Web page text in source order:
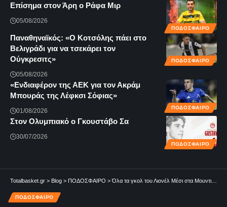
ΠΟΔΟΣΦΑΙΡΟ
Επίσημα στον Άρη ο Ράφα Μιρ
05/08/2026
ΠΟΔΟΣΦΑΙΡΟ
Παναθηναϊκός: «Ο Κοτσόλης πάει στο
Βελιγράδι για να τσεκάρει τον
Ούγκρεσιτς»
05/08/2026
ΠΟΔΟΣΦΑΙΡΟ
«Ενδιαφέρον της ΑΕΚ για τον Ακράμ
Μπουράς της Λέφκσι Σόφιας»
01/08/2026
ΠΟΔΟΣΦΑΙΡΟ
Στον Ολυμπιακό ο Γκουστάβο Σα
30/07/2026
Totalbasket.gr > Blog > ΠΟΔΟΣΦΑΙΡΟ >Όλα τα γκολ του Λιονέλ Μέσι στα Μουντιάλ
ΠΟΔΟΣΦΑΙΡΟ